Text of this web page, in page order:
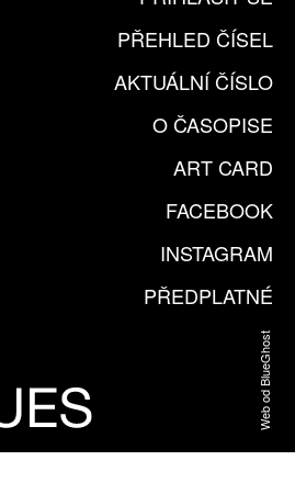
PŘEHLED ČÍSEL
AKTUÁLNÍ ČÍSLO
O ČASOPISE
ART CARD
FACEBOOK
INSTAGRAM
PŘEDPLATNÉ
Web od BlueGhost